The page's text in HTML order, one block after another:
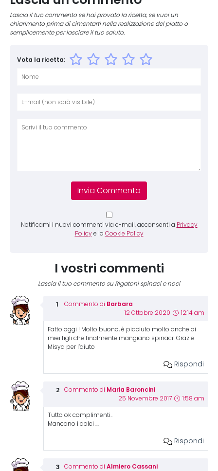
Lascia il tuo commento se hai provato la ricetta, se vuoi un
chiarimento prima di cimentarti nella realizzazione del piatto o
semplicemente per lasciare il tuo saluto.
Vota la ricetta:
Notificami i nuovi commenti via e-mail, acconsenti a Privacy
Policy e la Cookie Policy
I vostri commenti
Lascia il tuo commento su Rigatoni spinaci e noci
Commento di Barbara
12 Ottobre 2020 12:14 am
Fatto oggi ! Molto buono, è piaciuto molto anche ai
miei figli che finalmente mangiano spinaci! Grazie
Misya per l’aiuto
Rispondi
Commento di Maria Baroncini
25 Novembre 2017 1:58 am
Tutto ok complimenti..
Mancano i dolci ….
Rispondi
Commento di Almiero Cassani